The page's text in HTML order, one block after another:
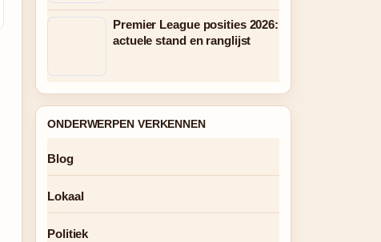
Premier League posities 2026:
actuele stand en ranglijst
ONDERWERPEN VERKENNEN
Blog
Lokaal
Politiek